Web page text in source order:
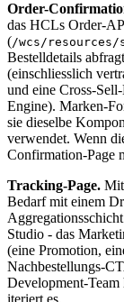
Order-
das HCLs Order-
(/wcs/
Bestelldetails
(einschliesslich
und eine Cross-
Engine). Marken-
sie dieselbe
verwendet. Wenn
Confirmation-Page
Tracking-Page.
Bedarf mit einem
Studio - das
(eine Promotion,
Nachbestellungs-
Development-Team